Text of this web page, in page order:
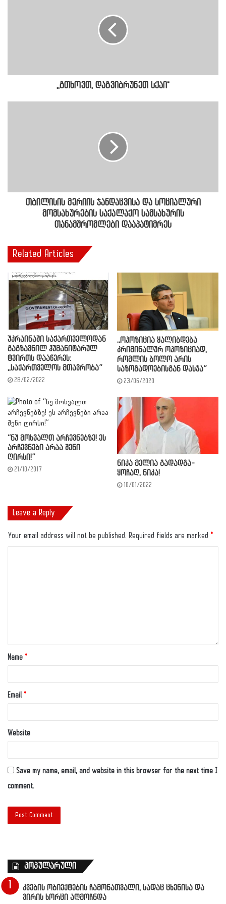
,,გთხოვთ, დაგვიბრუნეთ სქაი"
თბილისის მერიის ჯანდაცვისა და სოციალური
მომსახურების საქალაქო სამსახურის
თანამშრომლები დააპატიმრეს
Related Articles
უკრაინაში საქართველოდან
გაგზავნილ ჰუმანიტარულ
ტვირთს დააწერეს:
,,საქართველოს მთავრობა”
28/02/2022
,,ოპოზიცია ყალიბდება
კრიმინალურ ოპოზიციად,
რომლის ბოლო არის
საზოგადოებისგან დასჯა”
23/06/2020
“ნუ მოხვალთ არჩევნებზე! ეს
არჩევნები არაა შენი
ღირსი!”
21/10/2017
ნიკა მელია გადადგა-
ყოჩაღ, ნიკა!
10/01/2022
Leave a Reply
Your email address will not be published. Required fields are marked *
Name *
Email *
Website
Save my name, email, and website in this browser for the next time I
comment.
პოპულარული
კვების ობიექტების ჩამონათვალი, სადაც ცხენისა და
ვირის ხორცი აღმოჩნდა